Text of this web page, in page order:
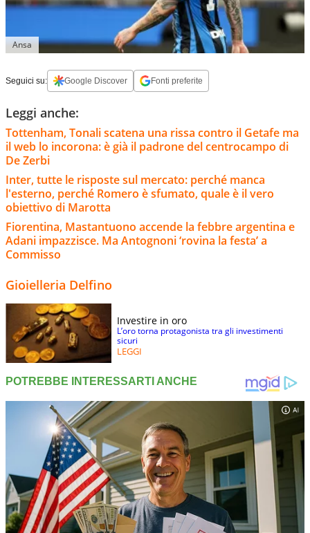
Ansa
Seguici su: Google Discover Fonti preferite
Leggi anche:
Tottenham, Tonali scatena una rissa contro il Getafe ma
il web lo incorona: è già il padrone del centrocampo di
De Zerbi
Inter, tutte le risposte sul mercato: perché manca
l'esterno, perché Romero è sfumato, quale è il vero
obiettivo di Marotta
Fiorentina, Mastantuono accende la febbre argentina e
Adani impazzisce. Ma Antognoni ‘rovina la festa’ a
Commisso
Gioielleria Delfino
Investire in oro
L’oro torna protagonista tra gli investimenti
sicuri
LEGGI